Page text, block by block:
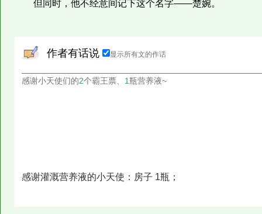
但同时，他不经意间记下这个名字——楚婉。
作者有话说 显示所有文的作话
感谢小天使们的2个霸王票、 1瓶营养液~
感谢灌溉营养液的小天使：房子 1瓶；